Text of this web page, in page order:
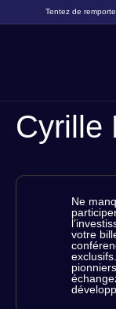
Tentez de
Cyrille
VOS
Ne
votre